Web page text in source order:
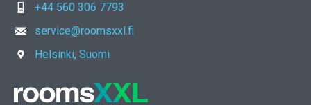
+44 560 306 7793
service@roomsxxl.fi
Helsinki, Suomi